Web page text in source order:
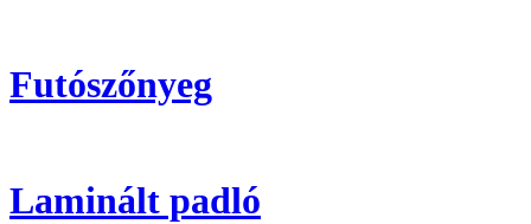
Futószőnyeg
Laminált padló